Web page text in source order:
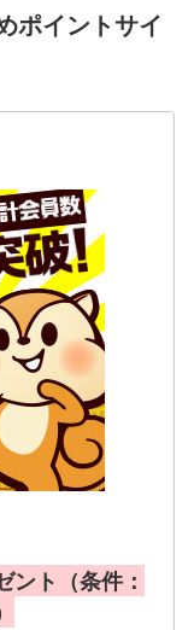
ポイントサイ
ント（条件：